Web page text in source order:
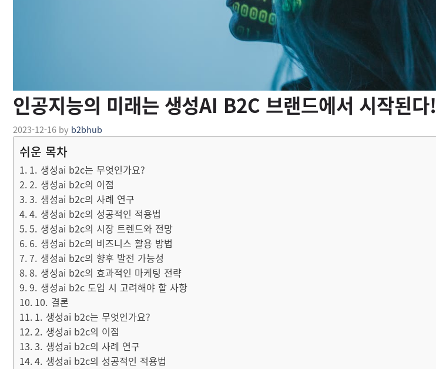
인공지능의 미래는 생성AI B2C 브랜드에서 시작된다!
2023-12-16 by b2bhub
쉬운 목차
1. 생성ai b2c는 무엇인가요?
2. 생성ai b2c의 이점
3. 생성ai b2c의 사례 연구
4. 생성ai b2c의 성공적인 적용법
5. 생성ai b2c의 시장 트렌드와 전망
6. 생성ai b2c의 비즈니스 활용 방법
7. 생성ai b2c의 향후 발전 가능성
8. 생성ai b2c의 효과적인 마케팅 전략
9. 생성ai b2c 도입 시 고려해야 할 사항
10. 결론
1. 생성ai b2c는 무엇인가요?
2. 생성ai b2c의 이점
3. 생성ai b2c의 사례 연구
4. 생성ai b2c의 성공적인 적용법